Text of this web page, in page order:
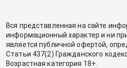
Вся представленная на сайте
информационный характер и ни
является публичной офертой,
Статьи 437(2) Гражданского
Возрастная категория 18+.